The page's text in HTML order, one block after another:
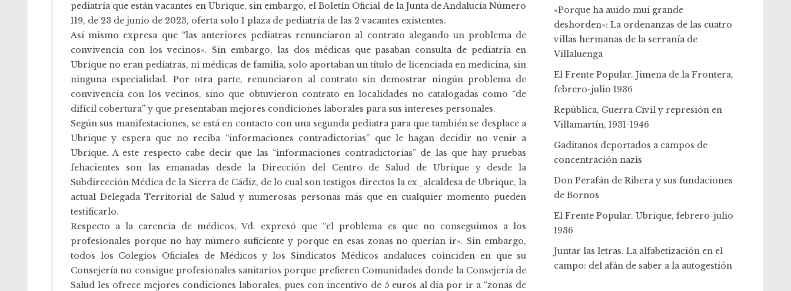
pediatría que están vacantes en Ubrique, sin embargo, el Boletín Oficial de la Junta de Andalucía Número
119, de 23 de junio de 2023, oferta solo 1 plaza de pediatría de las 2 vacantes existentes.
Así mismo expresa que “las anteriores pediatras renunciaron al contrato alegando un problema de
convivencia con los vecinos». Sin embargo, las dos médicas que pasaban consulta de pediatría en
Ubrique no eran pediatras, ni médicas de familia, solo aportaban un título de licenciada en medicina, sin
ninguna especialidad. Por otra parte, renunciaron al contrato sin demostrar ningún problema de
convivencia con los vecinos, sino que obtuvieron contrato en localidades no catalogadas como “de
difícil cobertura” y que presentaban mejores condiciones laborales para sus intereses personales.
Según sus manifestaciones, se está en contacto con una segunda pediatra para que también se desplace a
Ubrique y espera que no reciba “informaciones contradictorias” que le hagan decidir no venir a
Ubrique. A este respecto cabe decir que las “informaciones contradictorias” de las que hay pruebas
fehacientes son las emanadas desde la Dirección del Centro de Salud de Ubrique y desde la
Subdirección Médica de la Sierra de Cádiz, de lo cual son testigos directos la ex_alcaldesa de Ubrique, la
actual Delegada Territorial de Salud y numerosas personas más que en cualquier momento pueden
testificarlo.
Respecto a la carencia de médicos, Vd. expresó que “el problema es que no conseguimos a los
profesionales porque no hay número suficiente y porque en esas zonas no querían ir». Sin embargo,
todos los Colegios Oficiales de Médicos y los Sindicatos Médicos andaluces coinciden en que su
Consejería no consigue profesionales sanitarios porque prefieren Comunidades donde la Consejería de
Salud les ofrece mejores condiciones laborales, pues con incentivo de 5 euros al día por ir a “zonas de
«Porque ha auido mui grande
deshorden»: La ordenanzas de las cuatro
villas hermanas de la serranía de
Villaluenga
El Frente Popular. Jimena de la Frontera,
febrero-julio 1936
República, Guerra Civil y represión en
Villamartín, 1931-1946
Gaditanos deportados a campos de
concentración nazis
Don Perafán de Ribera y sus fundaciones
de Bornos
El Frente Popular. Ubrique, febrero-julio
1936
Juntar las letras. La alfabetización en el
campo: del afán de saber a la autogestión